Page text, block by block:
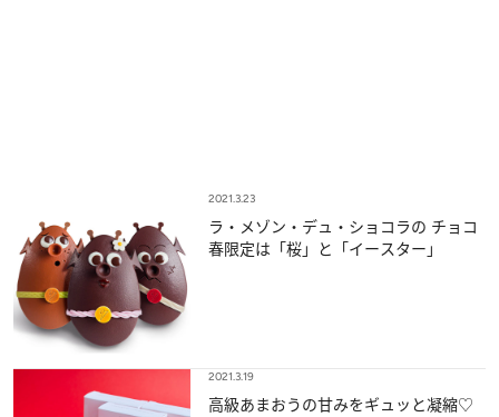
2021.3.23
ラ・メゾン・デュ・ショコラの チョコ
春限定は「桜」と「イースター」
2021.3.19
高級あまおうの甘みをギュッと凝縮♡